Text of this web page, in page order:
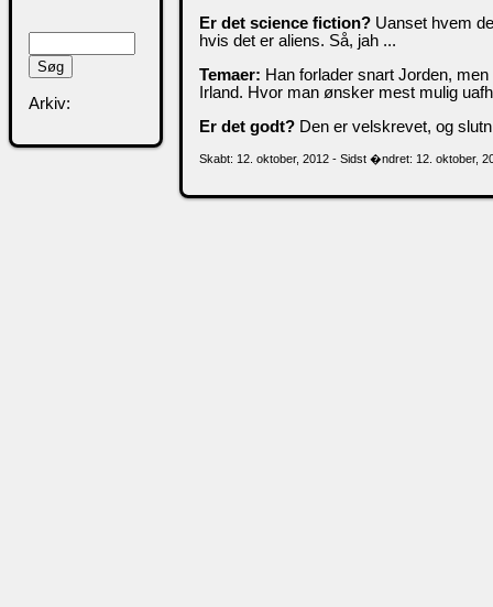
Er det science fiction? Uanset hvem
hvis det er aliens. Så, jah ...
Temaer: Han forlader snart Jorden,
Irland. Hvor man ønsker mest mulig
Er det godt? Den er velskrevet, og
Skabt: 12. oktober, 2012 - Sidst �ndret: 12. oktober,
Arkiv: